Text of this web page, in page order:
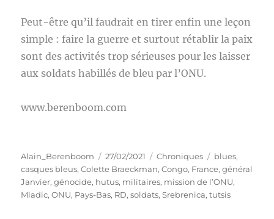
Peut-être qu’il faudrait en tirer enfin une leçon
simple : faire la guerre et surtout rétablir la paix
sont des activités trop sérieuses pour les laisser
aux soldats habillés de bleu par l’ONU.
www.berenboom.com
Auteur
Alain_Berenboom
Publié
le
27/02/2021 Catégories
Chroniques Étiquettes
blues,
casques bleus,Colette Braeckman,Congo, France,général
Janvier,génocide, hutus, militaires, mission de l’ONU,
Mladic,ONU, Pays-Bas, RD,soldats,Srebrenica,tutsis